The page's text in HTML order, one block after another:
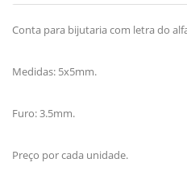
Conta para bijutaria com letra do
Medidas: 5x5mm.
Furo: 3.5mm.
Preço por cada unidade.